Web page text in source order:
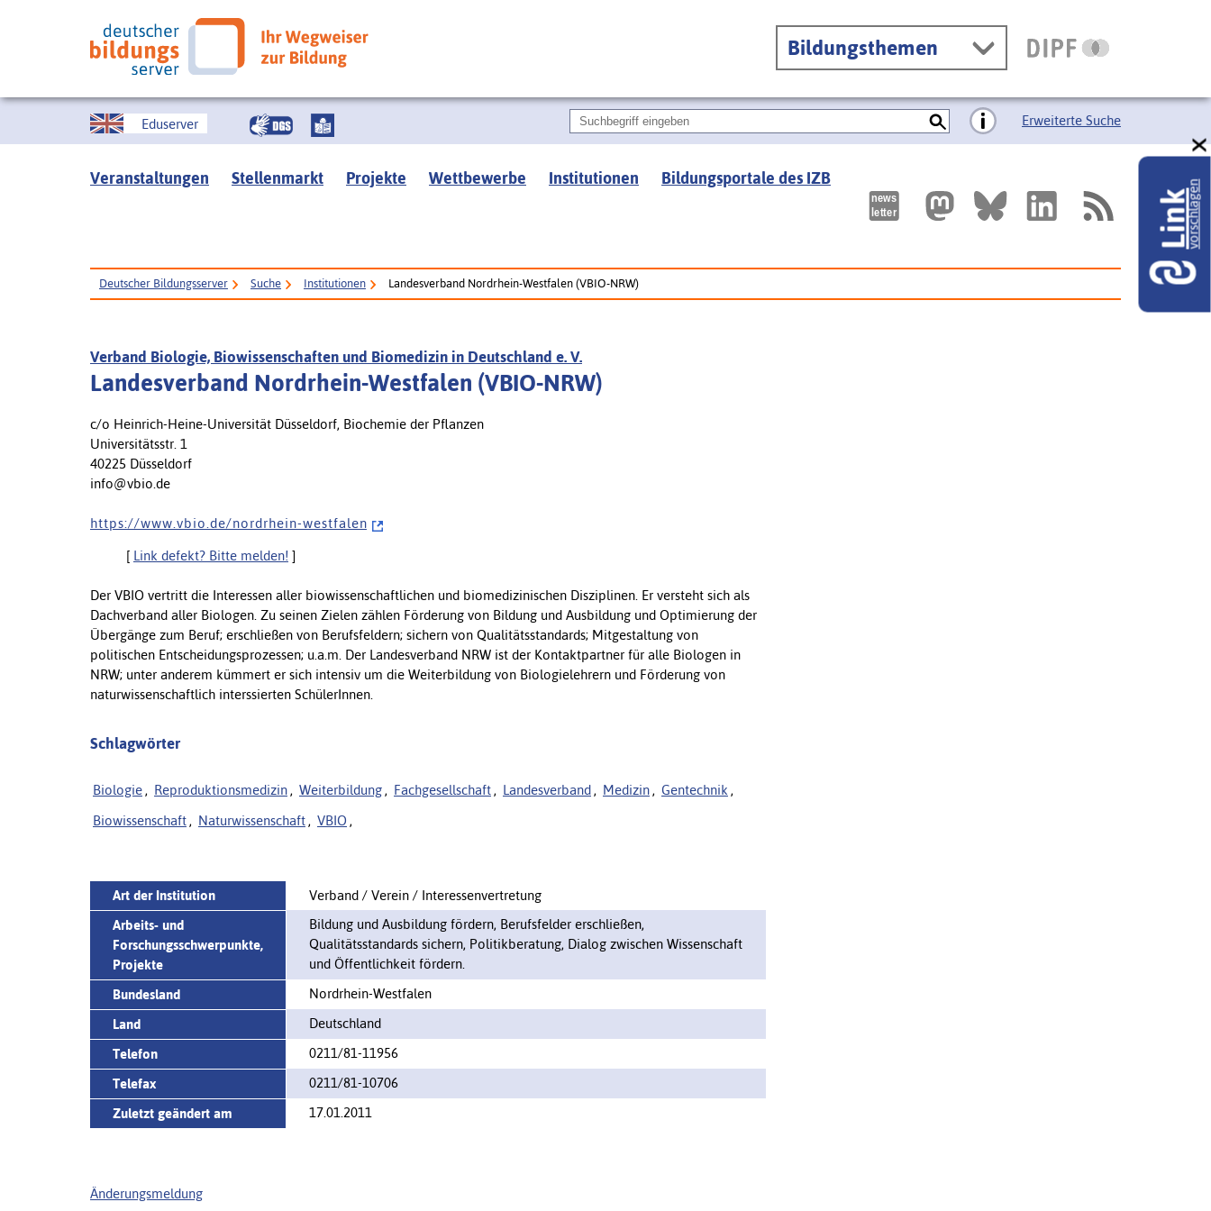
Bildungsthemen
Eduserver Erweiterte Suche
Veranstaltungen Stellenmarkt Projekte Wettbewerbe Institutionen Bildungsportale des IZB
Deutscher Bildungsserver Suche Institutionen Landesverband Nordrhein-Westfalen (VBIO-NRW)
Verband Biologie, Biowissenschaften und Biomedizin in Deutschland e. V.
Landesverband Nordrhein-Westfalen (VBIO-NRW)
c/o Heinrich-Heine-Universität Düsseldorf, Biochemie der Pflanzen
Universitätsstr. 1
40225 Düsseldorf
info@vbio.de
h t t p s : / / w w w . v b i o . d e / n o r d r h e i n - w e s t f a l e n
[ Link defekt? Bitte melden! ]
Der VBIO vertritt die Interessen aller biowissenschaftlichen und biomedizinischen Disziplinen. Er versteht sich als
Dachverband aller Biologen. Zu seinen Zielen zählen Förderung von Bildung und Ausbildung und Optimierung der
Übergänge zum Beruf; erschließen von Berufsfeldern; sichern von Qualitätsstandards; Mitgestaltung von
politischen Entscheidungsprozessen; u.a.m. Der Landesverband NRW ist der Kontaktpartner für alle Biologen in
NRW; unter anderem kümmert er sich intensiv um die Weiterbildung von Biologielehrern und Förderung von
naturwissenschaftlich interssierten SchülerInnen.
Schlagwörter
Biologie , Reproduktionsmedizin , Weiterbildung , Fachgesellschaft , Landesverband , Medizin , Gentechnik ,
Biowissenschaft , Naturwissenschaft , VBIO ,
Art der Institution
Verband / Verein / Interessenvertretung
Arbeits- und
Forschungsschwerpunkte,
Projekte
Bildung und Ausbildung fördern, Berufsfelder erschließen,
Qualitätsstandards sichern, Politikberatung, Dialog zwischen Wissenschaft
und Öffentlichkeit fördern.
Bundesland
Nordrhein-Westfalen
Land
Deutschland
Telefon
0211/81-11956
Telefax
0211/81-10706
Zuletzt geändert am
17.01.2011
Änderungsmeldung
Linkvorschlagen